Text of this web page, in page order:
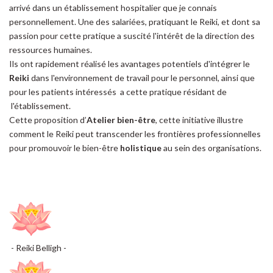
arrivé dans un établissement hospitalier que je connais
personnellement. Une des salariées, pratiquant le Reiki, et dont sa
passion pour cette pratique a suscité l'intérêt de la direction des
ressources humaines.
Ils ont rapidement réalisé les avantages potentiels d'intégrer le
Reiki dans l'environnement de travail pour le personnel, ainsi que
pour les patients intéressés a cette pratique résidant de
l'établissement.
Cette proposition d’Atelier bien-être, cette initiative illustre
comment le Reiki peut transcender les frontières professionnelles
pour promouvoir le bien-être holistiqueau sein des organisations.
- Reiki Belligh -